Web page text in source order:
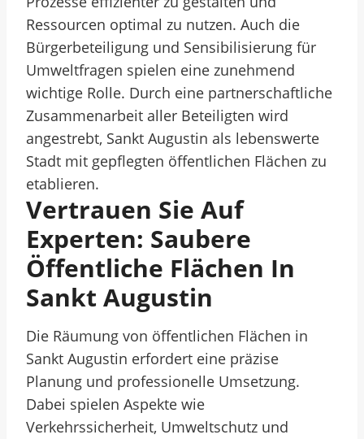
Ressourcen optimal zu nutzen. Auch die
Bürgerbeteiligung und Sensibilisierung für
Umweltfragen spielen eine zunehmend
wichtige Rolle. Durch eine partnerschaftliche
Zusammenarbeit aller Beteiligten wird
angestrebt, Sankt Augustin als lebenswerte
Stadt mit gepflegten öffentlichen Flächen zu
etablieren.
Vertrauen Sie Auf
Experten: Saubere
Öffentliche Flächen In
Sankt Augustin
Die Räumung von öffentlichen Flächen in
Sankt Augustin erfordert eine präzise
Planung und professionelle Umsetzung.
Dabei spielen Aspekte wie
Verkehrssicherheit, Umweltschutz und